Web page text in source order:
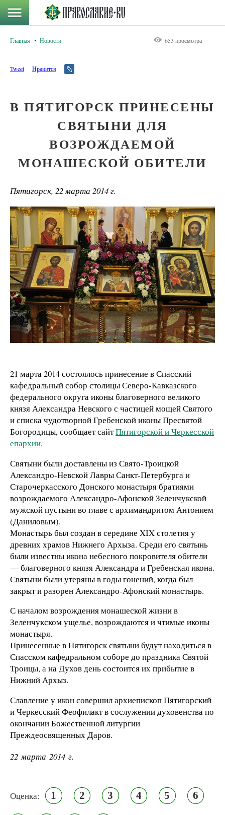
Главная Новости 653 просмотра
Tweet Нравится
В ПЯТИГОРСК ПРИНЕСЕНЫ
СВЯТЫНИ ДЛЯ
ВОЗРОЖДАЕМОЙ
МОНАШЕСКОЙ ОБИТЕЛИ
Пятигорск, 22 марта 2014 г.
21 марта 2014 состоялось принесение в Спасский
кафедральный собор столицы Северо-Кавказского
федерального округа иконы благоверного великого
князя Александра Невского с частицей мощей Святого
и списка чудотворной Гребенской иконы Пресвятой
Богородицы, сообщает сайтПятигорской и Черкесской
епархии.
Святыни были доставлены из Свято-Троицкой
Александро-Невской Лавры Санкт-Петербурга и
Старочеркасского Донского монастыря братиями
возрождаемого Александро-Афонской Зеленчукской
мужской пустыни во главе с архимандритом Антонием
(Даниловым).
Монастырь был создан в середине XIX столетия у
древних храмов Нижнего Архыза. Среди его святынь
были известны икона небесного покровителя обители
— благоверного князя Александра и Гребенская икона.
Святыни были утеряны в годы гонений, когда был
закрыт и разорен Александро-Афонский монастырь.
С началом возрождения монашеской жизни в
Зеленчукском ущелье, возрождаются и чтимые иконы
монастыря.
Принесенные в Пятигорск святыни будут находиться в
Спасском кафедральном соборе до праздника Святой
Троицы, а на Духов день состоится их прибытие в
Нижний Архыз.
Славление у икон совершил архиепископ Пятигорский
и Черкесский Феофилакт в сослужении духовенства по
окончании Божественной литургии
Преждеосвященных Даров.
22 марта 2014 г.
Оценка: 1 2 3 4 5 6